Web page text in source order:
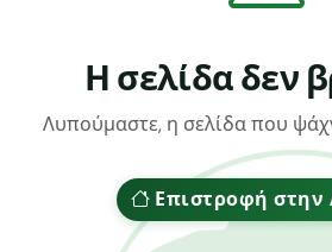
Η σελίδα δεν
Λυπούμαστε, η σελίδα που
Επιστροφή στην